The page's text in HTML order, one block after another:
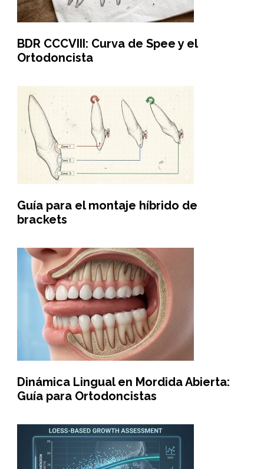
BDR CCCVIII: Curva de Spee y el
Ortodoncista
Guía para el montaje híbrido de
brackets
Dinámica Lingual en Mordida Abierta:
Guía para Ortodoncistas